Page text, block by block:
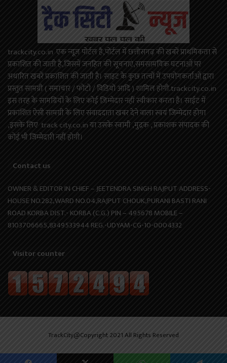
trackcity.co.in एक न्यूज़ पोर्टल है,पोर्टल में छत्तीसगढ़ की खबरें प्राथमिकता से
प्रकाशित की जाती है,जिसमें जनहित की सूचनाएं,समसामयिक घटनाओं पर
अधारित खबरें प्रकाशित की जाती है। साइट के कुछ तत्वों में उपयोगकर्ताओं द्वारा
प्रस्तुत सामग्री ( समाचार / फोटो / विडियो आदि ) शामिल होगी.trackcity.co.in
इस तरह के सामग्रियों के लिए कोई ज़िम्मेदार नहीं स्वीकार करता है। साईट में
प्रकाशित ऐसी सामग्री के लिए संवाददाता खबर देने वाला स्वयं जिम्मेदार होगा
,इसके लिए track city.co.in या उसके स्वामी ,मुद्रक , प्रकाशक संपादक की
कोई भी जिम्मेदारी नहीं होगी।
Contact us
OWNER & EDITOR IN CHIEF – JEETENDRA SINGH RAJPUT ADDRESS-
HOUSE NO.282,WARD NO.04,RAJPUT CHOUK,PURANI BASTI RANI
ROAD KORBA DIST.- KORBA (C.G.) PIN – 495678 MOBILE –
8103706665,8349533944 REG.-UDYAM-CG-10-0004332
Visitor counter
TrackCity@Copyright 2021 All Rights Reserved